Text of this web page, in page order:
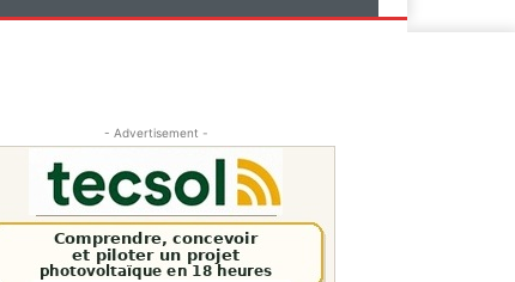
- Advertisement -